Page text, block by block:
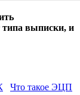
типа выписки, и
Что такое ЭЦП